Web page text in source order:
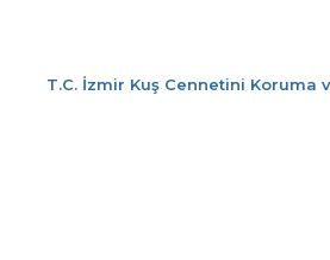
T.C. İzmir Kuş Cennetini Koruma